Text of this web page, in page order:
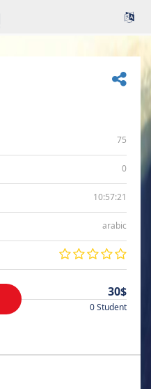
75
0
10:57:21
arabic
30$
0 Student